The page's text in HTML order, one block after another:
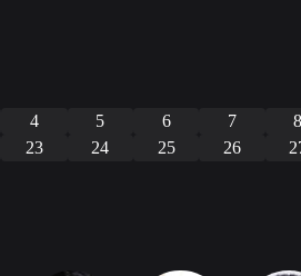
4 5 6 7
23 24 25 26